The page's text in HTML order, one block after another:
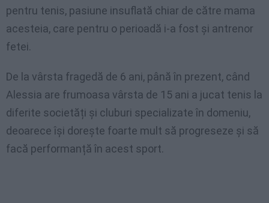
pentru tenis, pasiune insuflată chiar de către mama
acesteia, care pentru o perioadă i-a fost și antrenor
fetei.
De la vârsta fragedă de 6 ani, până în prezent, când
Alessia are frumoasa vârsta de 15 ani a jucat tenis la
diferite societăți și cluburi specializate în domeniu,
deoarece își dorește foarte mult să progreseze și să
facă performanță în acest sport.